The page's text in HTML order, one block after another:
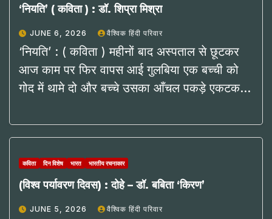
‘नियति’ ( कविता ) : डॉ. शिप्रा मिश्रा
JUNE 6, 2026 वैश्विक हिंदी परिवार
‘नियति’ : ( कविता ) महीनों बाद अस्पताल से छूटकर
आज काम पर फिर वापस आई गुलबिया एक बच्ची को
गोद में थामे दो और बच्चे उसका आँचल पकड़े एकटक…
कविता दिन विशेष भारत भारतीय रचनाकार
(विश्व पर्यावरण दिवस) : दोहे – डॉ. बबिता ‘किरण’
JUNE 5, 2026 वैश्विक हिंदी परिवार